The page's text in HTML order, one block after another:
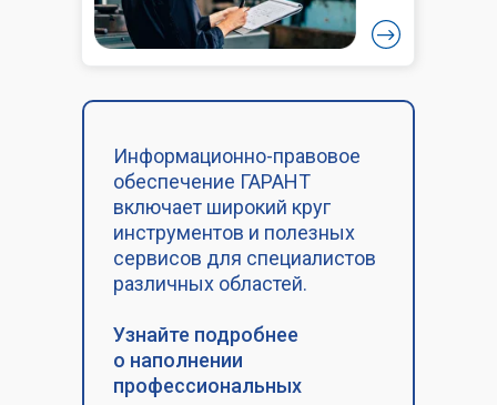
Информационно-правовое
обеспечение ГАРАНТ
включает широкий круг
инструментов и полезных
сервисов для специалистов
различных областей.
Узнайте подробнее
о наполнении
профессиональных